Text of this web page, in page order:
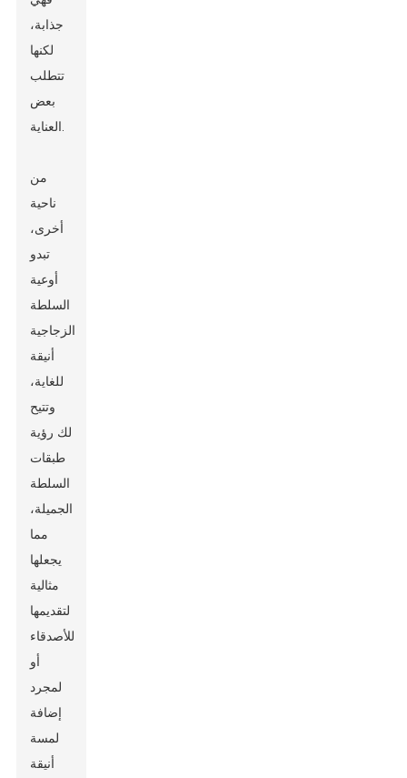
جذابة،
لكنها
تتطلب
بعض
العناية.
من
ناحية
أخرى،
تبدو
أوعية
السلطة
الزجاجية
أنيقة
للغاية،
وتتيح
لك رؤية
طبقات
السلطة
الجميلة،
مما
يجعلها
مثالية
لتقديمها
للأصدقاء
أو
لمجرد
إضافة
لمسة
أنيقة